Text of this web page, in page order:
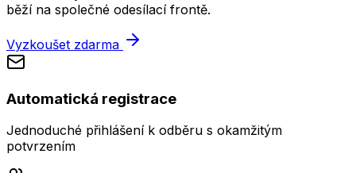
běží na společné odesílací frontě.
Vyzkoušet zdarma
Automatická registrace
Jednoduché přihlášení k odběru s okamžitým
potvrzením